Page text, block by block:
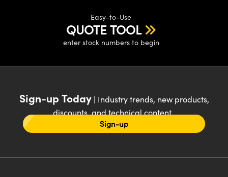
Easy-to-Use
QUOTE TOOL
enter stock numbers to begin
Sign-up Today| Industry trends, new products,
discounts, and technical content
Sign-up